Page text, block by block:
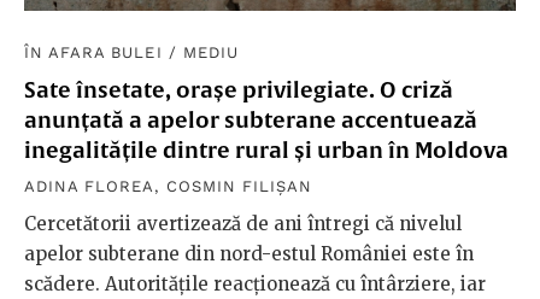
ÎN AFARA BULEI / MEDIU
Sate însetate, orașe privilegiate. O criză
anunțată a apelor subterane accentuează
inegalitățile dintre rural și urban în Moldova
ADINA FLOREA , COSMIN FILIȘAN
Cercetătorii avertizează de ani întregi că nivelul
apelor subterane din nord-estul României este în
scădere. Autoritățile reacționează cu întârziere, iar